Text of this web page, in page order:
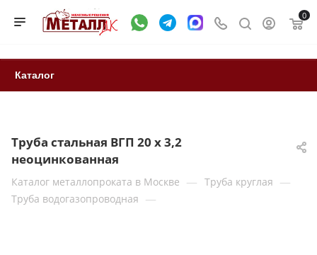
0
Каталог
Труба стальная ВГП 20 х 3,2
неоцинкованная
Каталог металлопроката в Москве — Труба круглая —
Труба водогазопроводная —